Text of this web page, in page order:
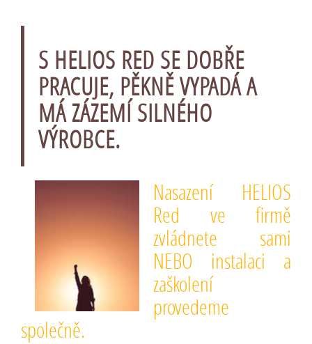
S HELIOS RED SE DOBŘE
PRACUJE, PĚKNĚ VYPADÁ A
MÁ ZÁZEMÍ SILNÉHO
VÝROBCE.
Nasazení HELIOS
Red ve firmě
zvládnete sami
NEBO instalaci a
zaškolení
provedeme
společně.